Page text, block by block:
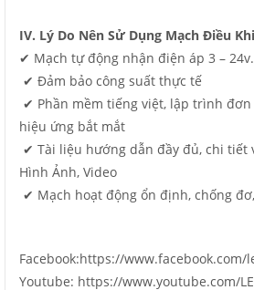
IV. Lý Do Nên Sử Dụng Mạch Điều
✔ Mạch tự động nhận điện áp 3 – 24v.
✔ Đảm bảo công suất thực tế
✔ Phần mềm tiếng việt, lập trình
hiệu ứng bắt mắt
✔ Tài liệu hướng dẫn đầy đủ, chi tiết
Hình Ảnh, Video
✔ Mạch hoạt động ổn định, chống
Facebook:https://www.facebook.com/
Youtube: https://www.youtube.com/